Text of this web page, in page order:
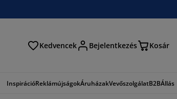
Kedvencek Bejelentkezés Kosár
InspirációReklámújságokÁruházakVevőszolgálatB2BÁllás